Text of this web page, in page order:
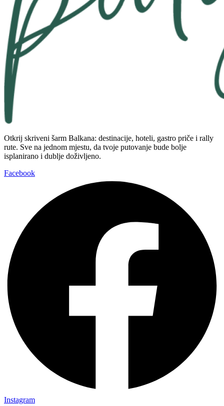
Otkrij skriveni šarm Balkana: destinacije, hoteli, gastro priče i rally
rute. Sve na jednom mjestu, da tvoje putovanje bude bolje
isplanirano i dublje doživljeno.
Facebook
Instagram